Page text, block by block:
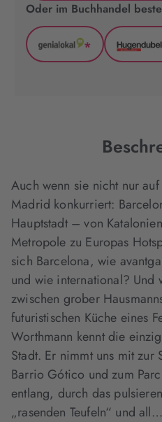
Oder im Buchhandel
GenialLokal
*
Auch wenn sie nicht nur
Madrid konkurriert:
Hauptstadt – von
Metropole zu Europas
sich Barcelona, wie
und wie international? Und
zwischen grober
futuristischen Küche eines
Worthmann kennt die
Stadt. Er nimmt uns mit zur
Barrio Gótico und zum
entlang, durch das
„rasenden Teufeln“ und all…